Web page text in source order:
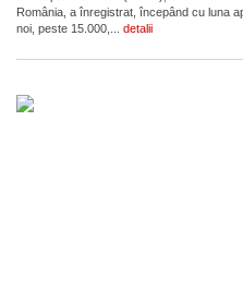
România, a înregistrat, începând cu luna
noi, peste 15.000,... detalii